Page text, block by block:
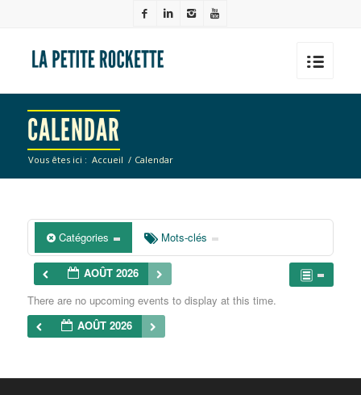
CALENDAR
Vous êtes ici : Accueil / Calendar
Catégories Mots-clés
AOÛT 2026
There are no upcoming events to display at this time.
AOÛT 2026